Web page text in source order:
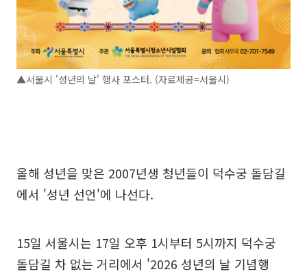
▲서울시 '성년의 날' 행사 포스터. (자료제공=서울시)
올해 성년을 맞은 2007년생 청년들이 덕수궁 돌담길
에서 '성년 선언'에 나선다.
15일 서울시는 17일 오후 1시부터 5시까지 덕수궁
돌담길 차 없는 거리에서 '2026 성년의 날 기념행